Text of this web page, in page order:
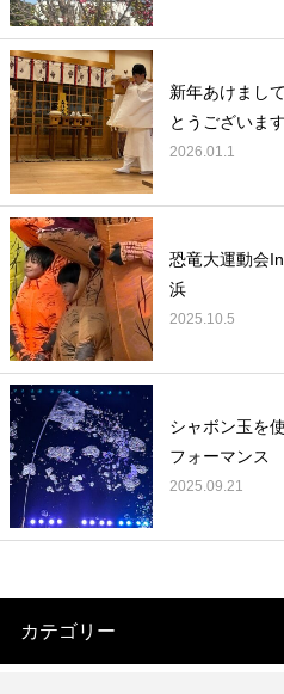
新年あけまし
とうございます
2026.01.1
恐竜大運動会
浜
2025.10.5
シャボン玉を
フォーマンス
2025.09.21
カテゴリー